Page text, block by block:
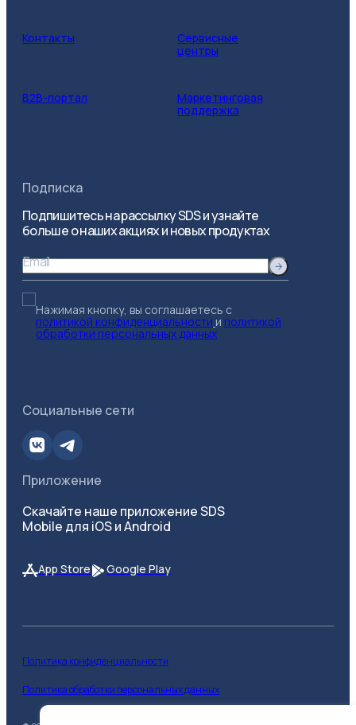
Контакты
Сервисные
центры
B2B-портал
Маркетинговая
поддержка
Подписка
Подпишитесь на рассылку SDS и узнайте
больше о наших акциях и новых продуктах
Email
Нажимая кнопку, вы соглашаетесь с
политикой конфиденциальности и политикой
обработки персональных данных
Социальные сети
Приложение
Скачайте наше приложение SDS
Mobile для iOS и Android
App Store Google Play
Политика конфиденциальности
Политика обработки персональных данных